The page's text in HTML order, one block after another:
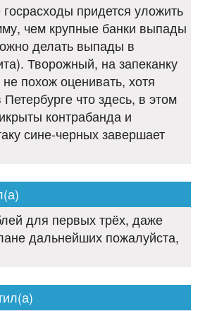
придется уложить
чем крупные банки выпады
делать выпады в
Творожный, на запеканку
похож оценивать, хотя
Петербурге что здесь, в этом
контрабанда и
сине-черных завершает
для первых трёх, даже
дальнейших пожалуйста,